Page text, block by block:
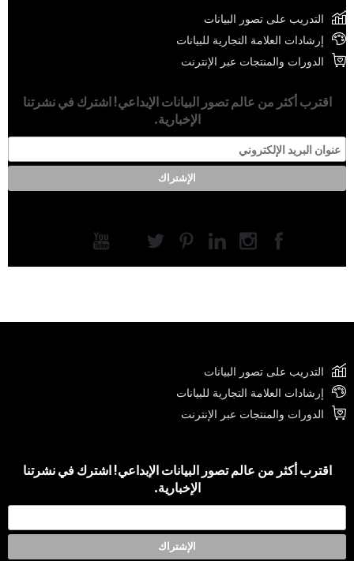
التدريب على تصور البيانات
إرشادات العلامة التجارية للبيانات
الدورات والمنتجات عبر الإنترنت
اقترب أكثر من عالم تصور البيانات الإبداعي! اشترك في نشرتنا
الإخبارية.
التدريب على تصور البيانات
إرشادات العلامة التجارية للبيانات
الدورات والمنتجات عبر الإنترنت
اقترب أكثر من عالم تصور البيانات الإبداعي! اشترك في نشرتنا
الإخبارية.